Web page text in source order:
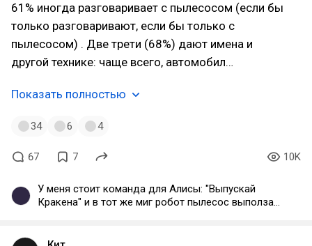
61% иногда разговаривает с пылесосом (если бы
только разговаривают, если бы только с
пылесосом) . Две трети (68%) дают имена и
другой технике: чаще всего, автомобил…
Показать полностью
34 6 4
67 7 10K
У меня стоит команда для Алисы: "Выпускай
Кракена" и в тот же миг робот пылесос выползает